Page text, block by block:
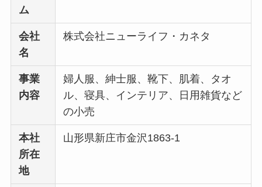
ム
会社
名
株式会社ニューライフ・カネタ
事業
内容
婦人服、紳士服、靴下、肌着、タオ
ル、寝具、インテリア、日用雑貨など
の小売
本社
所在
地
山形県新庄市金沢1863-1